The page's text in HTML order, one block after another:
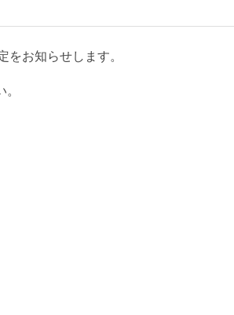
お知らせします。